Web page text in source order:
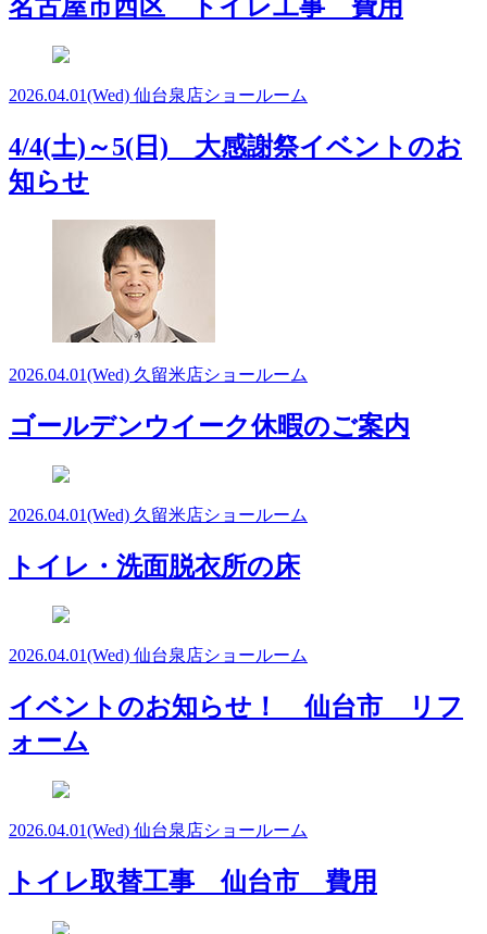
名古屋市西区 トイレ工事 費用
2026.04.01(Wed) 仙台泉店ショールーム
4/4(土)～5(日) 大感謝祭イベントのお
知らせ
2026.04.01(Wed) 久留米店ショールーム
ゴールデンウイーク休暇のご案内
2026.04.01(Wed) 久留米店ショールーム
トイレ・洗面脱衣所の床
2026.04.01(Wed) 仙台泉店ショールーム
イベントのお知らせ！ 仙台市 リフ
ォーム
2026.04.01(Wed) 仙台泉店ショールーム
トイレ取替工事 仙台市 費用